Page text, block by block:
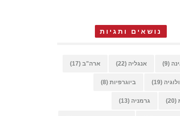
נושאים ותגיות
(9) אנגליה (22) ארה"ב (17)
(19) ביוגרפיות (8)
(20) גרמניה (13)